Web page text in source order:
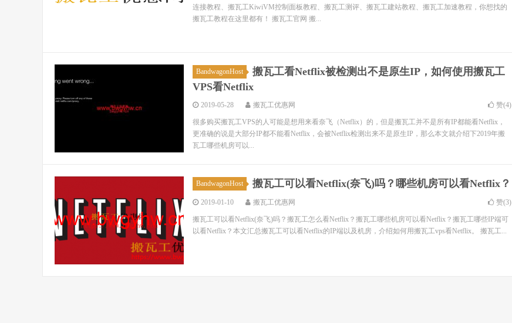
连接教程、搬瓦工KiwiVM控制面板教程、搬瓦工测评、搬瓦工建站教程、搬瓦工加速教程，你想找的
搬瓦工教程在这里都有！ 搬瓦工官网 搬...
BandwagonHost
搬瓦工看Netflix被检测出不是原生IP，如何使用搬瓦工
VPS看Netflix
2019-05-28 搬瓦工优惠网 赞(4)
很多购买搬瓦工VPS的人可能是想用来看奈飞（Netflix）的，但是搬瓦工并不是所有IP都能看Netflix，
更准确的说是大部分IP都不能看Netflix，会被Netflix检测出来不是原生IP，那么本文就介绍下2019年搬
瓦工哪些机房可以...
BandwagonHost 搬瓦工可以看Netflix(奈飞)吗？哪些机房可以看Netflix？
2019-01-10 搬瓦工优惠网 赞(3)
搬瓦工可以看Netflix(奈飞)吗？搬瓦工怎么看Netflix？搬瓦工哪些机房可以看Netflix？搬瓦工哪些IP端可
以看Netflix？本文汇总搬瓦工可以看Netflix的IP端以及机房，介绍如何用搬瓦工vps看Netflix。 搬瓦工...